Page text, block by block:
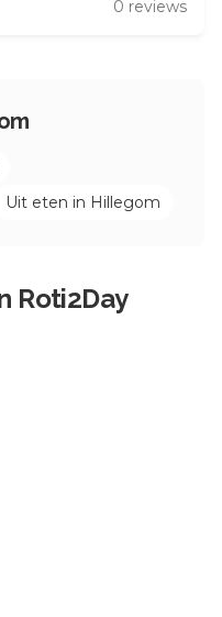
0 reviews
Uit eten in Hillegom
Roti2Day